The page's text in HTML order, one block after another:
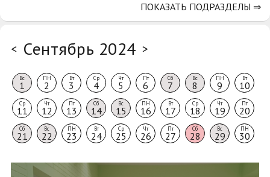
< Сентябрь 2024 >
Вс
1
ПН
2
Вт
3
Ср
4
Чт
5
Пт
6
Сб
7
Вс
8
ПН
9
Вт
10
Ср
11
Чт
12
Пт
13
Сб
14
Вс
15
ПН
16
Вт
17
Ср
18
Чт
19
Пт
20
Сб
21
Вс
22
ПН
23
Вт
24
Ср
25
Чт
26
Пт
27
Сб
28
Вс
29
ПН
30
ПОКАЗАТЬ ПОДРАЗДЕЛЫ ⇒